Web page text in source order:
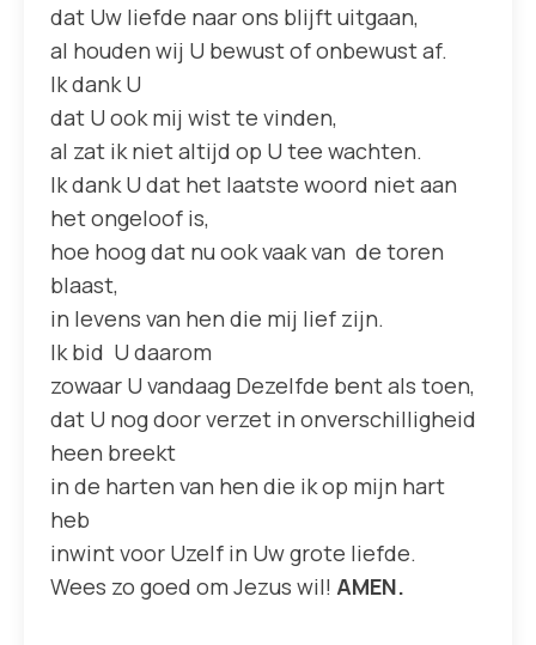
dat Uw liefde naar ons blijft uitgaan,
al houden wij U bewust of onbewust af.
Ik dank U
dat U ook mij wist te vinden,
al zat ik niet altijd op U tee wachten.
Ik dank U dat het laatste woord niet aan
het ongeloof is,
hoe hoog dat nu ook vaak van de toren
blaast,
in levens van hen die mij lief zijn.
Ik bid U daarom
zowaar U vandaag Dezelfde bent als toen,
dat U nog door verzet in onverschilligheid
heen breekt
in de harten van hen die ik op mijn hart
heb
inwint voor Uzelf in Uw grote liefde.
Wees zo goed om Jezus wil! AMEN.